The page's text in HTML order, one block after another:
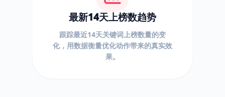
最新14天上榜数趋势
跟踪最近14天关键词上榜数量的变
化，用数据衡量优化动作带来的真实效
果。